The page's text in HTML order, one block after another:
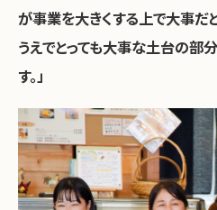
が事業を大きくする上で大事だ
うえでとっても大事な土台の部
す。」